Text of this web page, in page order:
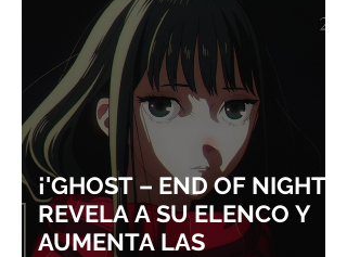
¡'GHOST – END OF NIGHT'
REVELA A SU ELENCO Y
AUMENTA LAS